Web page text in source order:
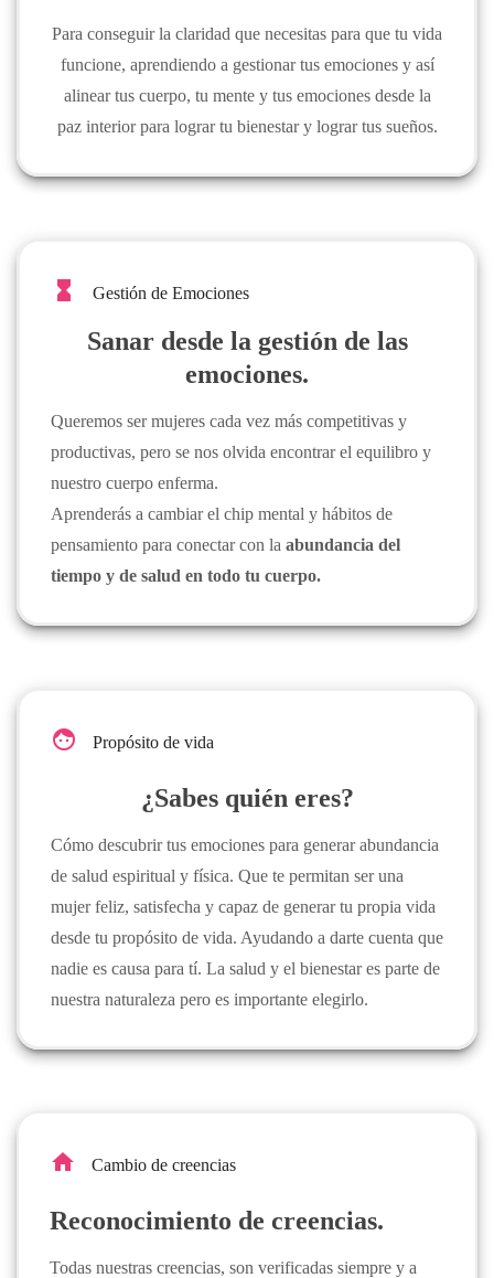
Para conseguir la claridad que necesitas para que tu vida
funcione, aprendiendo a gestionar tus emociones y así
alinear tus cuerpo, tu mente y tus emociones desde la
paz interior para lograr tu bienestar y lograr tus sueños.
hourglass_full Gestión de Emociones
Sanar desde la gestión de las
emociones.
Queremos ser mujeres cada vez más competitivas y
productivas, pero se nos olvida encontrar el equilibro y
nuestro cuerpo enferma.
Aprenderás a cambiar el chip mental y hábitos de
pensamiento para conectar con la abundancia del
tiempo y de salud en todo tu cuerpo.
face Propósito de vida
¿Sabes quién eres?
Cómo descubrir tus emociones para generar abundancia
de salud espiritual y física. Que te permitan ser una
mujer feliz, satisfecha y capaz de generar tu propia vida
desde tu propósito de vida. Ayudando a darte cuenta que
nadie es causa para tí. La salud y el bienestar es parte de
nuestra naturaleza pero es importante elegirlo.
home Cambio de creencias
Reconocimiento de creencias.
Todas nuestras creencias, son verificadas siempre y a